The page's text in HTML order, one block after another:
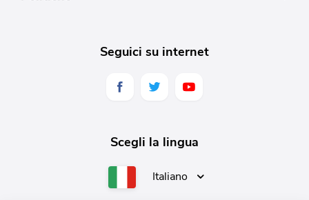
Seguici su internet
Scegli la lingua
Italiano